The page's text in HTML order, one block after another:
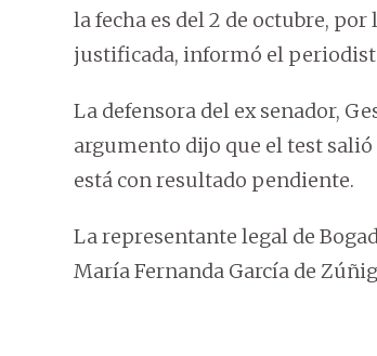
la fecha es del 2 de octubre,
justificada, informó el
La defensora del ex senador,
argumento dijo que el test
está con resultado pendiente.
La representante legal de
María Fernanda García de